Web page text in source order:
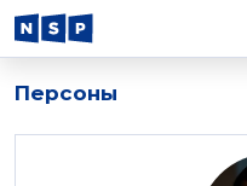
Персоны